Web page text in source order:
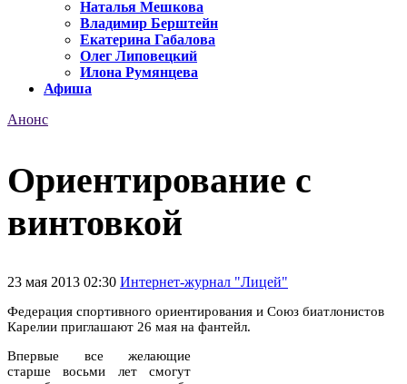
Наталья Мешкова
Владимир Берштейн
Екатерина Габалова
Олег Липовецкий
Илона Румянцева
Афиша
Анонс
Ориентирование с
винтовкой
23 мая 2013 02:30 Интернет-журнал "Лицей"
Федерация спортивного ориентирования и Союз биатлонистов
Карелии приглашают 26 мая на фантейл.
Впервые все желающие
старше восьми лет смогут